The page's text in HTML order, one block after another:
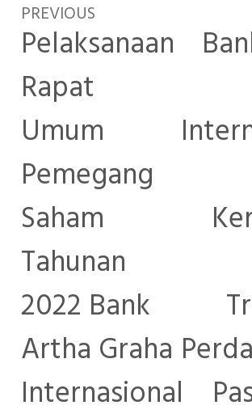
PREVIOUS
Pelaksanaan
Rapat
Umum
Pemegang
Saham
Tahunan
2022 Bank
Artha Graha
Internasional